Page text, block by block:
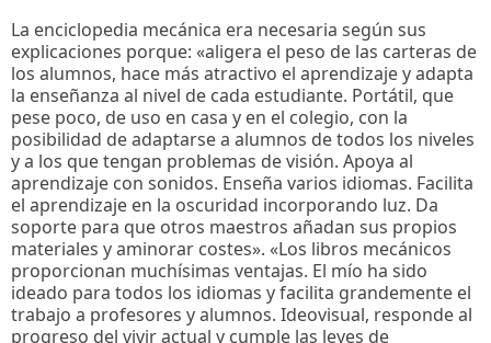
La enciclopedia mecánica era necesaria según sus
explicaciones porque: «aligera el peso de las carteras de
los alumnos, hace más atractivo el aprendizaje y adapta
la enseñanza al nivel de cada estudiante. Portátil, que
pese poco, de uso en casa y en el colegio, con la
posibilidad de adaptarse a alumnos de todos los niveles
y a los que tengan problemas de visión. Apoya al
aprendizaje con sonidos. Enseña varios idiomas. Facilita
el aprendizaje en la oscuridad incorporando luz. Da
soporte para que otros maestros añadan sus propios
materiales y aminorar costes». «Los libros mecánicos
proporcionan muchísimas ventajas. El mío ha sido
ideado para todos los idiomas y facilita grandemente el
trabajo a profesores y alumnos. Ideovisual, responde al
progreso del vivir actual y cumple las leyes de